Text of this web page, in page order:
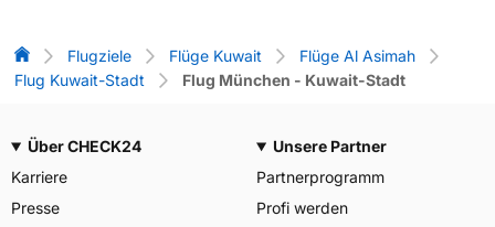
Flug-Vergleich
Flugziele Flüge Kuwait
Flüge Al Asimah
Flug Kuwait-Stadt
Flug München - Kuwait-Stadt
Über CHECK24
Karriere
Presse
Unsere Partner
Partnerprogramm
Profi werden